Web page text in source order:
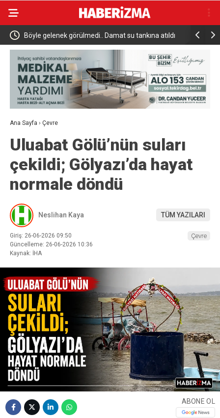
Böyle gelenek görülmedi.. Damat su tankına atıldı Denizde
Kiralama
Ana Sayfa › Çevre
Uluabat Gölü’nün suları
çekildi; Gölyazı’da hayat
normale döndü
Neslihan Kaya TÜM YAZILARI
Giriş: 26-06-2026 09:50
Güncelleme: 26-06-2026 10:36
Kaynak: İHA
Çevre
ABONE OL